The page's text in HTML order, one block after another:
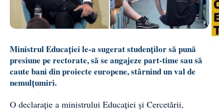
Ministrul Educației le-a sugerat studenților să pună
presiune pe rectorate, să se angajeze part-time sau să
caute bani din proiecte europene, stârnind un val de
nemulțumiri.
O declarație a ministrului Educației și Cercetării,